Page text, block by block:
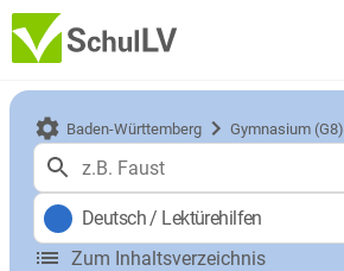
Baden-Württemberg Gymnasium (G8)
Deutsch/ Lektürehilfen
Zum Inhaltsverzeichnis